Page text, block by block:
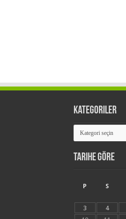
Kategoriler
Kategoriler
Tarihe Göre
P
S
3
4